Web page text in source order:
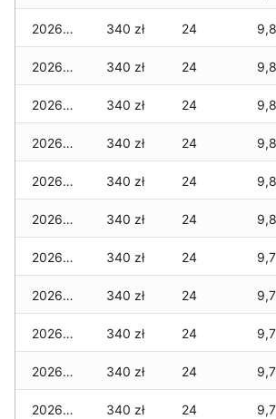
2026-04-30 340 zł 24
2026-04-29 340 zł 24
2026-04-28 340 zł 24
2026-04-27 340 zł 24
2026-04-26 340 zł 24
2026-04-25 340 zł 24
2026-04-24 340 zł 24
2026-04-23 340 zł 24
2026-04-22 340 zł 24
2026-04-21 340 zł 24
2026-04-20 340 zł 24